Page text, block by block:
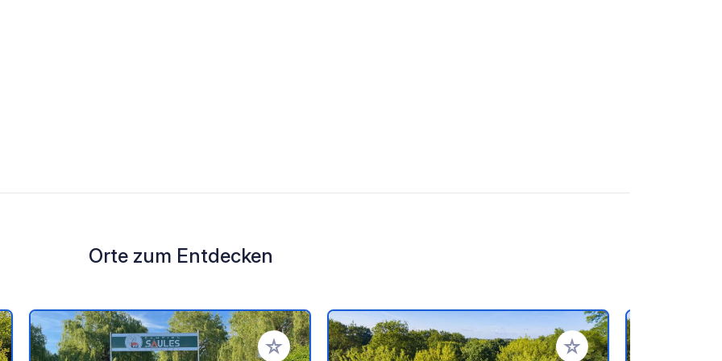
Orte zum Entdecken